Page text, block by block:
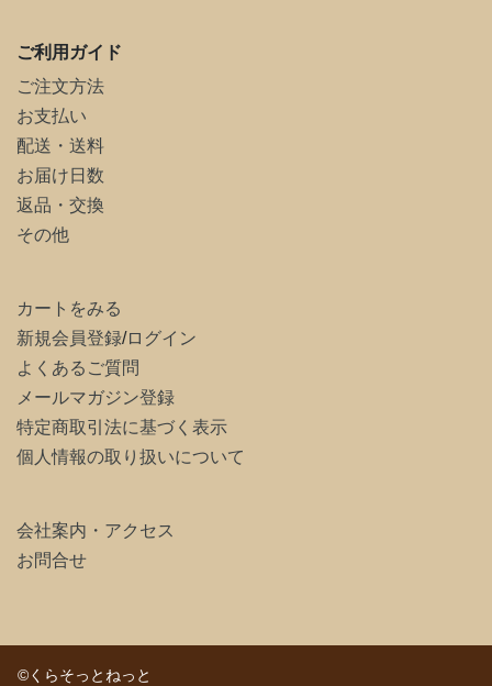
ご利用ガイド
ご注文方法
お支払い
配送・送料
お届け日数
返品・交換
その他
カートをみる
新規会員登録/ログイン
よくあるご質問
メールマガジン登録
特定商取引法に基づく表示
個人情報の取り扱いについて
会社案内・アクセス
お問合せ
©くらそっとねっと